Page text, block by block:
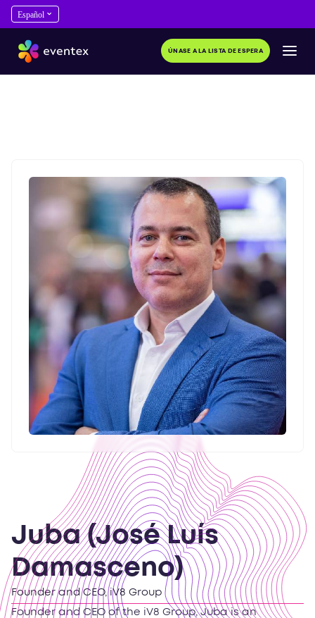
ÚNASE A LA LISTA DE ESPERA
Juba (José Luís
Damasceno)
Founder and CEO, iV8 Group
Founder and CEO of the iV8 Group, Juba is an